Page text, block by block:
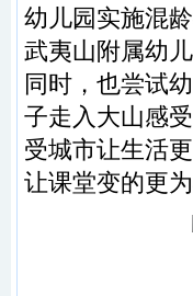
幼儿园实施混
武夷山附属幼
同时，也尝试
子走入大山感
受城市让生活
让课堂变的更